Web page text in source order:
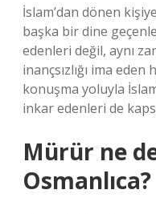
İslam’dan dönen
başka bir dine
edenleri değil, aynı
inançsızlığı ima
konuşma yoluyla
inkar edenleri de
Mürür ne
Osmanlıca?